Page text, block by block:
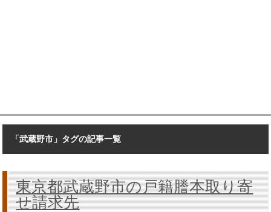
「武蔵野市」タグの記事一覧
東京都武蔵野市の戸籍謄本取り寄
せ請求先